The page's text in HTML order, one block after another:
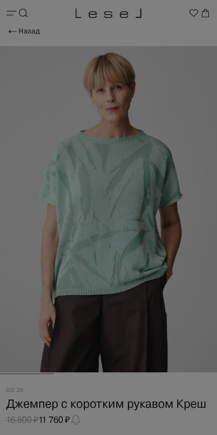
Назад
SS 26
Джемпер с коротким рукавом Креш
16 800 ₽11 760 ₽